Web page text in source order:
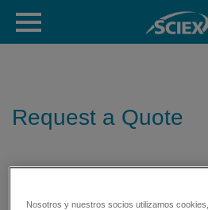
Request a Quote
Nosotros y nuestros socios utilizamos